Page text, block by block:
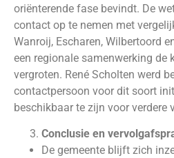
oriënterende fase bevindt. De
contact op te nemen met
Wanroij, Escharen, Wilbertoord
een regionale samenwerking de
vergroten. René Scholten werd
contactpersoon voor dit soort
beschikbaar te zijn voor verdere
Conclusie en
De gemeente blijft zich